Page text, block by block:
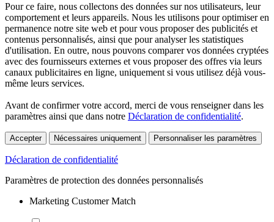
Pour ce faire, nous collectons des données sur nos utilisateurs, leur
comportement et leurs appareils. Nous les utilisons pour optimiser en
permanence notre site web et pour vous proposer des publicités et
contenus personnalisés, ainsi que pour analyser les statistiques
d'utilisation. En outre, nous pouvons comparer vos données cryptées
avec des fournisseurs externes et vous proposer des offres via leurs
canaux publicitaires en ligne, uniquement si vous utilisez déjà vous-
même leurs services.
Avant de confirmer votre accord, merci de vous renseigner dans les
paramètres ainsi que dans notre Déclaration de confidentialité.
Accepter Nécessaires uniquement Personnaliser les paramètres
Déclaration de confidentialité
Paramètres de protection des données personnalisés
Marketing Customer Match